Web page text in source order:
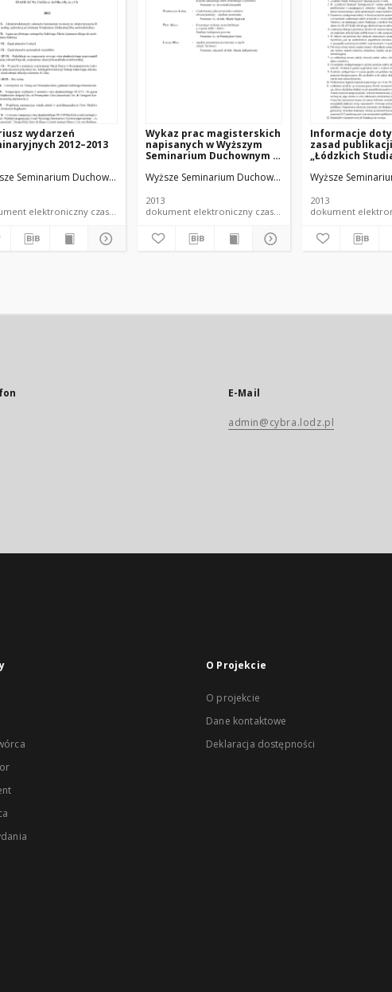
wydarzeń
2012–2013
Seminarium Duchowne w Łodzi
dokument elektroniczny czasopismo
Wykaz prac magisterskich
napisanych w Wyższym
Seminarium Duchownym w
Wyższe Seminarium Duchowne w Łodzi
2013
dokument elektroniczny czasopismo
Informacje
zasad
„Łódzkich
Wyższe
2013
E-Mail
admin@cybra.lodz.pl
O Projekcie
O projekcie
Dane kontaktowe
Deklaracja dostępności